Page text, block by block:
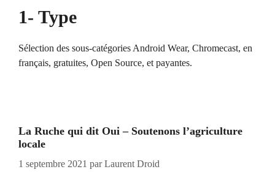
1- Type
Sélection des sous-catégories Android Wear, Chromecast, en
français, gratuites, Open Source, et payantes.
La Ruche qui dit Oui – Soutenons l’agriculture
locale
1 septembre 2021 parLaurent Droid